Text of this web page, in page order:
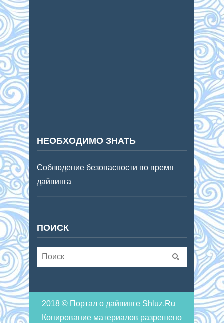
НЕОБХОДИМО ЗНАТЬ
Соблюдение безопасности во время
дайвинга
ПОИСК
2018 © Портал о дайвинге Shluz.Ru
Копирование материалов разрешено